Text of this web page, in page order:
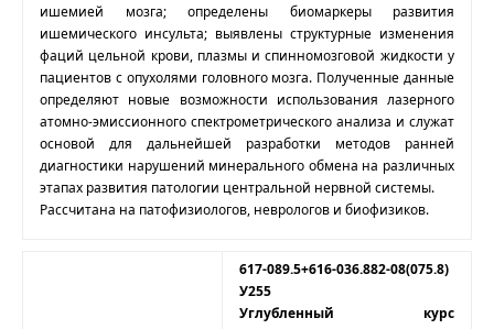
ишемией мозга; определены биомаркеры развития
ишемического инсульта; выявлены структурные изменения
фаций цельной крови, плазмы и спинномозговой жидкости у
пациентов с опухолями головного мозга. Полученные данные
определяют новые возможности использования лазерного
атомно-эмиссионного спектрометрического анализа и служат
основой для дальнейшей разработки методов ранней
диагностики нарушений минерального обмена на различных
этапах развития патологии центральной нервной системы.
Рассчитана на патофизиологов, неврологов и биофизиков.
617-089.5+616-036.882-08(075.8)
У255
Углубленный курс